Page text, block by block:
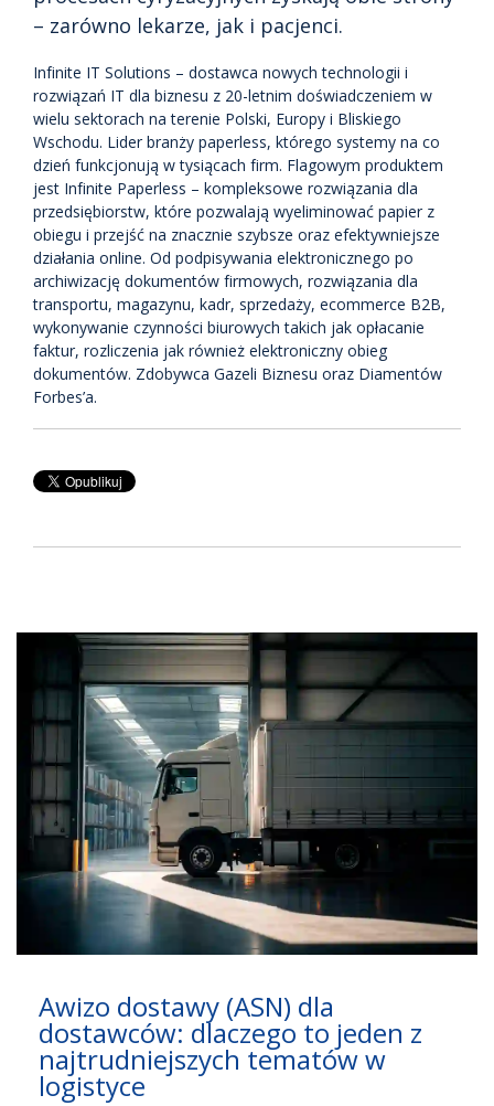
– zarówno lekarze, jak i pacjenci.
Infinite IT Solutions – dostawca nowych technologii i
rozwiązań IT dla biznesu z 20-letnim doświadczeniem w
wielu sektorach na terenie Polski, Europy i Bliskiego
Wschodu. Lider branży paperless, którego systemy na co
dzień funkcjonują w tysiącach firm. Flagowym produktem
jest Infinite Paperless – kompleksowe rozwiązania dla
przedsiębiorstw, które pozwalają wyeliminować papier z
obiegu i przejść na znacznie szybsze oraz efektywniejsze
działania online. Od podpisywania elektronicznego po
archiwizację dokumentów firmowych, rozwiązania dla
transportu, magazynu, kadr, sprzedaży, ecommerce B2B,
wykonywanie czynności biurowych takich jak opłacanie
faktur, rozliczenia jak również elektroniczny obieg
dokumentów. Zdobywca Gazeli Biznesu oraz Diamentów
Forbes’a.
Awizo dostawy (ASN) dla
dostawców: dlaczego to jeden z
najtrudniejszych tematów w
logistyce